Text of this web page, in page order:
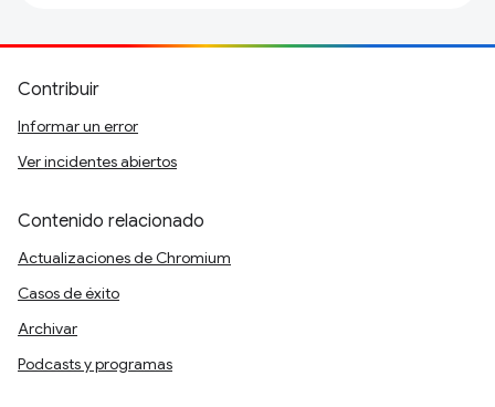
Contribuir
Informar un error
Ver incidentes abiertos
Contenido relacionado
Actualizaciones de Chromium
Casos de éxito
Archivar
Podcasts y programas